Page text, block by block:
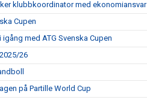
klubbkoordinator med ekonomiansvar
Cupen
igång med ATG Svenska Cupen
26
på Partille World Cup